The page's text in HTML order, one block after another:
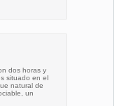
dos horas y
situado en el
natural de
un